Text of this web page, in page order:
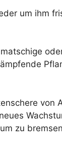
um ihm
von
zu